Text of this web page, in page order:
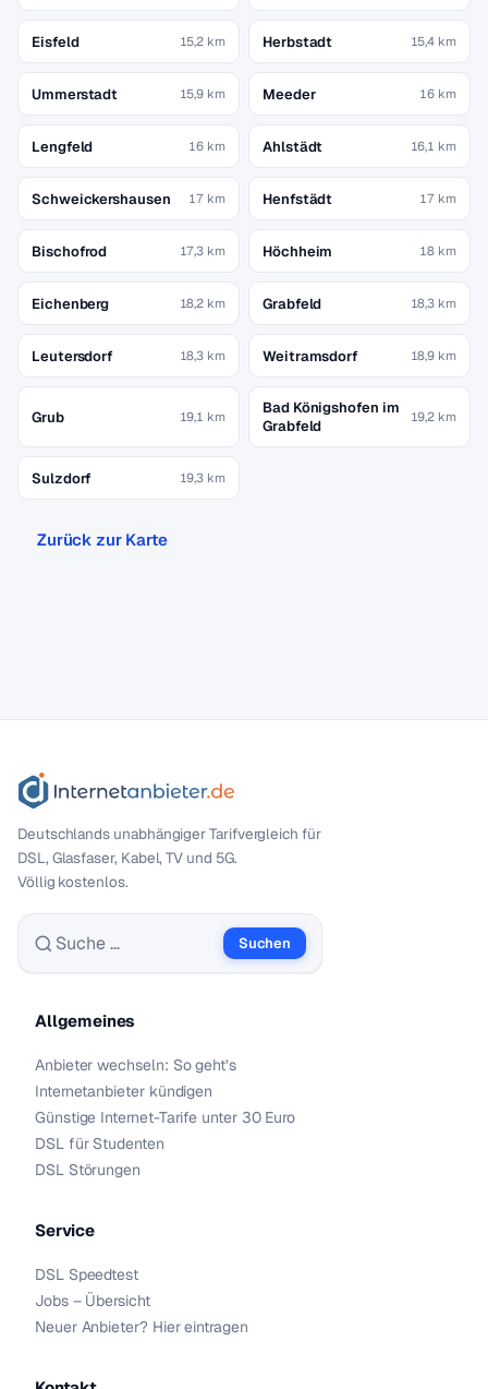
Eisfeld 15,2 km Herbstadt 15,4 km
Ummerstadt 15,9 km Meeder 16 km
Lengfeld 16 km Ahlstädt 16,1 km
Schweickershausen 17 km Henfstädt 17 km
Bischofrod 17,3 km Höchheim 18 km
Eichenberg 18,2 km Grabfeld 18,3 km
Leutersdorf 18,3 km Weitramsdorf 18,9 km
Grub 19,1 km
Bad Königshofen im
Grabfeld
19,2 km
Sulzdorf 19,3 km
Zurück zur Karte
Deutschlands unabhängiger Tarif­vergleich für
DSL, Glasfaser, Kabel, TV und 5G.
Völlig kostenlos.
Suche nach:
Suchen
Allgemeines
Anbieter wechseln: So geht’s
Internetanbieter kündigen
Günstige Internet-Tarife unter 30 Euro
DSL für Studenten
DSL Störungen
Service
DSL Speedtest
Jobs – Übersicht
Neuer Anbieter? Hier eintragen